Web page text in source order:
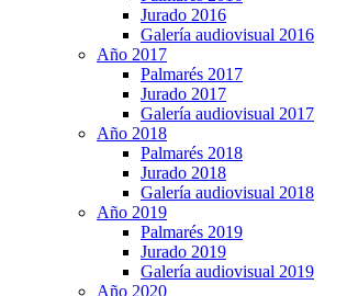
Jurado 2016
Galería audiovisual 2016
Año 2017
Palmarés 2017
Jurado 2017
Galería audiovisual 2017
Año 2018
Palmarés 2018
Jurado 2018
Galería audiovisual 2018
Año 2019
Palmarés 2019
Jurado 2019
Galería audiovisual 2019
Año 2020